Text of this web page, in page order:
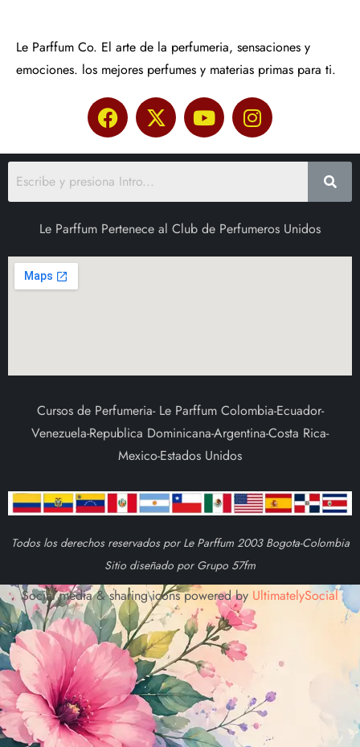
Le Parffum Co. El arte de la perfumeria, sensaciones y
emociones. los mejores perfumes y materias primas para ti.
Le Parffum Pertenece al Club de Perfumeros Unidos
Cursos de Perfumeria- Le Parffum Colombia-Ecuador-
Venezuela-Republica Dominicana-Argentina-Costa Rica-
Mexico-Estados Unidos
Todos los derechos reservados por Le Parffum 2003 Bogota-Colombia
Sitio diseñado por Grupo 57fm
Social media & sharing icons powered by UltimatelySocial